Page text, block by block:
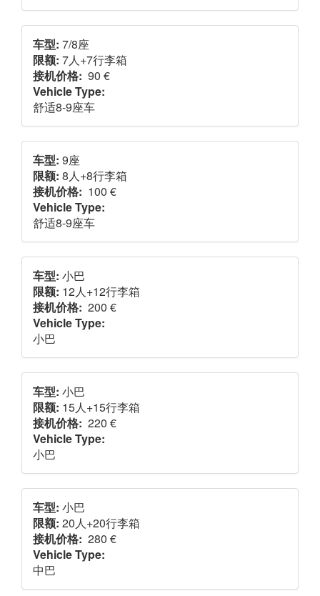
车型: 7/8座
限额: 7人+7行李箱
接机价格: 90 €
Vehicle Type:
舒适8-9座车
车型: 9座
限额: 8人+8行李箱
接机价格: 100 €
Vehicle Type:
舒适8-9座车
车型: 小巴
限额: 12人+12行李箱
接机价格: 200 €
Vehicle Type:
小巴
车型: 小巴
限额: 15人+15行李箱
接机价格: 220 €
Vehicle Type:
小巴
车型: 小巴
限额: 20人+20行李箱
接机价格: 280 €
Vehicle Type:
中巴